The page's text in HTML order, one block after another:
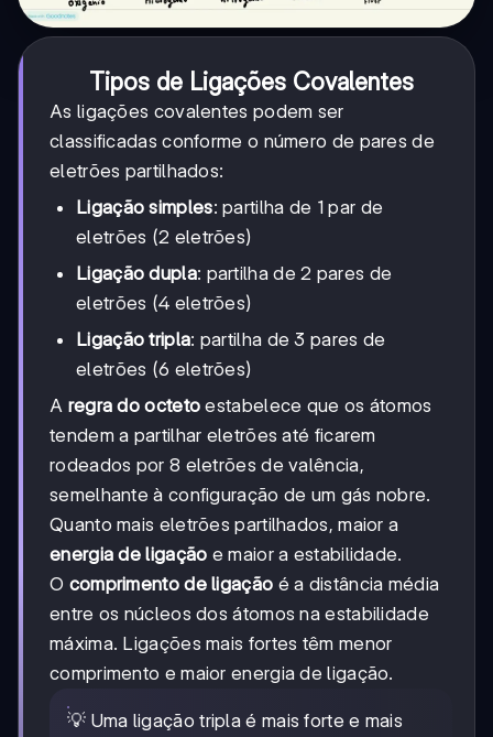
Tipos de Ligações Covalentes
As ligações covalentes podem ser
classificadas conforme o número de pares de
eletrões partilhados:
Ligação simples: partilha de 1 par de
eletrões (2 eletrões)
Ligação dupla: partilha de 2 pares de
eletrões (4 eletrões)
Ligação tripla: partilha de 3 pares de
eletrões (6 eletrões)
A regra do octeto estabelece que os átomos
tendem a partilhar eletrões até ficarem
rodeados por 8 eletrões de valência,
semelhante à configuração de um gás nobre.
Quanto mais eletrões partilhados, maior a
energia de ligação e maior a estabilidade.
O comprimento de ligação é a distância média
entre os núcleos dos átomos na estabilidade
máxima. Ligações mais fortes têm menor
comprimento e maior energia de ligação.
💡 Uma ligação tripla é mais forte e mais